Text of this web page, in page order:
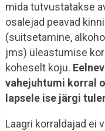
mida tutvustatakse
osalejad peavad
(suitsetamine,
jms) üleastumise
koheselt koju.
vahejuhtumi korral
lapsele ise järgi
Laagri korraldajad ei